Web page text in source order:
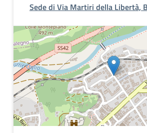
Sede di Via Martiri della Libertà,